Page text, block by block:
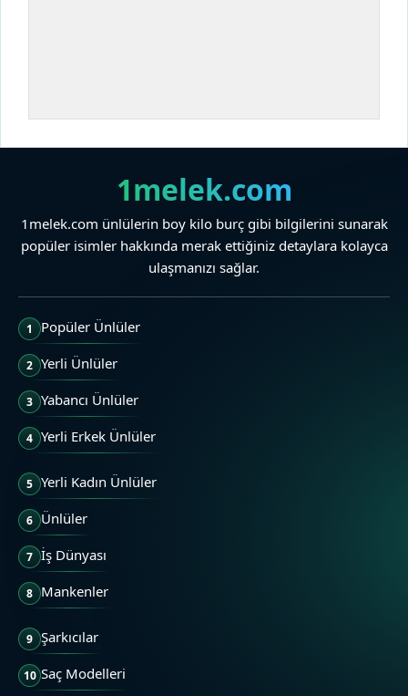
1melek.com
1melek.com ünlülerin boy kilo burç gibi bilgilerini sunarak
popüler isimler hakkında merak ettiğiniz detaylara kolayca
ulaşmanızı sağlar.
1 Popüler Ünlüler
2 Yerli Ünlüler
3 Yabancı Ünlüler
4 Yerli Erkek Ünlüler
5 Yerli Kadın Ünlüler
6 Ünlüler
7 İş Dünyası
8 Mankenler
9 Şarkıcılar
10 Saç Modelleri